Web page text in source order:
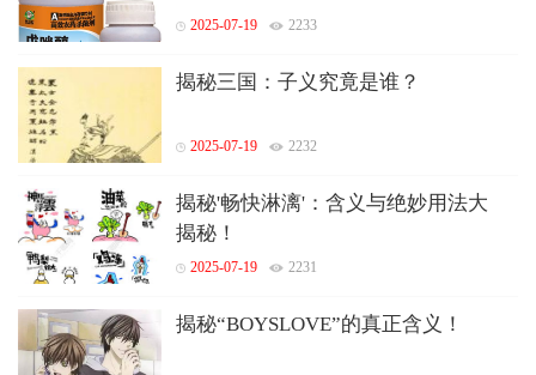
2025-07-19 2233
揭秘三国：子义究竟是谁？
2025-07-19 2232
揭秘'畅快淋漓'：含义与绝妙用法大
揭秘！
2025-07-19 2231
揭秘“BOYSLOVE”的真正含义！